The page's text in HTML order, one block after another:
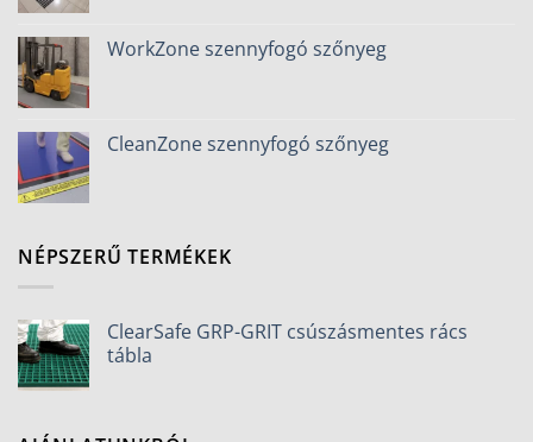
WorkZone szennyfogó szőnyeg
CleanZone szennyfogó szőnyeg
NÉPSZERŰ TERMÉKEK
ClearSafe GRP-GRIT csúszásmentes rács
tábla